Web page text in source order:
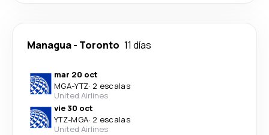
Managua- Toronto 11 días
mar 20 oct
MGA-YTZ· 2 escalas
United Airlines
vie 30 oct
YTZ-MGA· 2 escalas
United Airlines